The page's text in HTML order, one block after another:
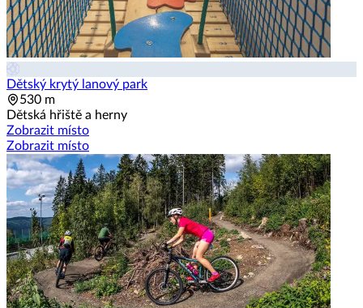
Dětský krytý lanový park
530 m
Dětská hřiště a herny
Zobrazit místo
Zobrazit místo